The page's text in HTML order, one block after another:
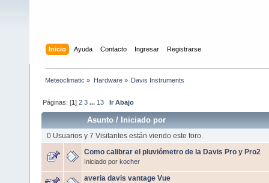
Inicio Ayuda Contacto Ingresar Registrarse
Meteoclimatic » Hardware» Davis Instruments
Páginas: [1]2 3 ... 13 Ir Abajo
Asunto /Iniciado por
0 Usuarios y 7 Visitantes están viendo este foro.
Como calibrar el pluviómetro de la Davis Pro y Pro2
Iniciado por kocher
averia davis vantage Vue